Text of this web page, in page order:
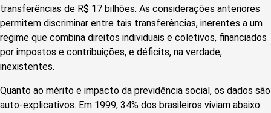
transferências de R$ 17 bilhões. As considerações anteriores
permitem discriminar entre tais transferências, inerentes a um
regime que combina direitos individuais e coletivos, financiados
por impostos e contribuições, e déficits, na verdade,
inexistentes.
Quanto ao mérito e impacto da previdência social, os dados são
auto-explicativos. Em 1999, 34% dos brasileiros viviam abaixo